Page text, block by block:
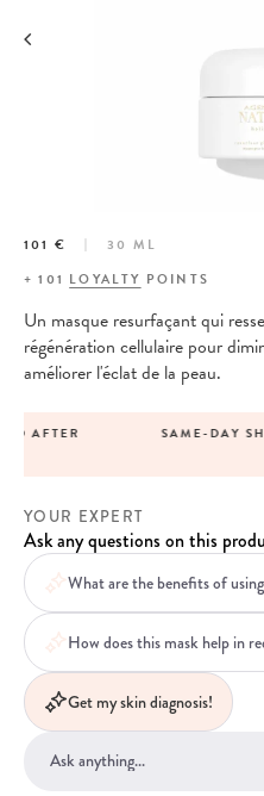
101 €
30 ML
+101 LOYALTY POINTS
Un masque resurfaçant qui
régénération cellulaire pour
améliorer l'éclat de la peau.
SAME-DAY SHIPPING FOR
YOUR EXPERT
Ask any questions on this
What are the benefits of
How does this mask help in
Get my skin diagnosis!